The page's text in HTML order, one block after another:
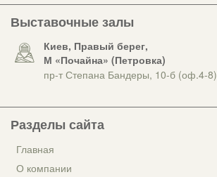
Выставочные залы
Киев, Правый берег,
М «Почайна» (Петровка)
пр-т Степана Бандеры, 10-б (оф.4-8)
Разделы сайта
Главная
О компании